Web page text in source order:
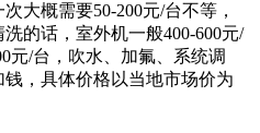
概需要50-200元/台不等，
的话，室外机一般400-600元/
元/台，吹水、加氟、系统调
，具体价格以当地市场价为